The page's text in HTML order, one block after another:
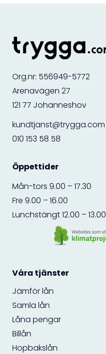
Org.nr: 556949-5772
Arenavägen 27
121 77 Johanneshov
kundtjanst@trygga.com
010 153 58 58
Öppettider
Mån-tors 9.00 – 17.30
Fre 9.00 – 16.00
Lunchstängt 12.00 – 13.00
Våra tjänster
Jämför lån
Samla lån
Låna pengar
Billån
Hopbakslån